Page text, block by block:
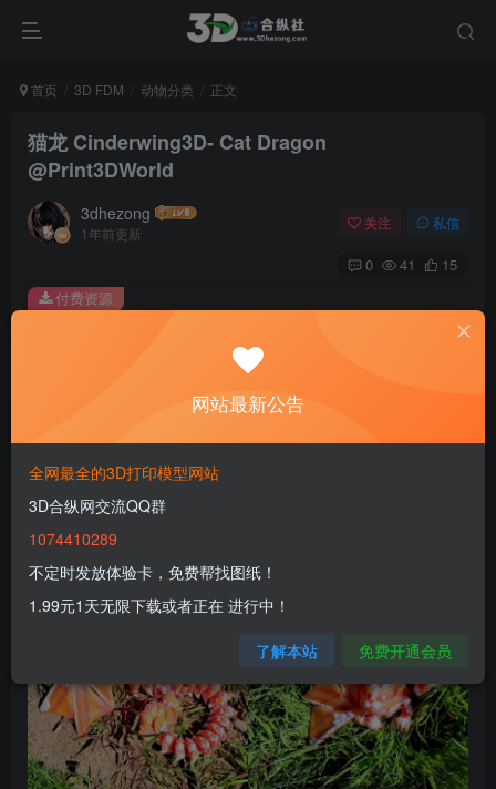
首页 3D FDM 动物分类 正文
猫龙 Cinderwing3D- Cat Dragon
@Print3DWorld
3dhezong
1年前更新
关注 私信
0 41 15
此内容为付费资源，请付费后查看
100积分
贵宾VIP会员免费 体验会员免费
付费资源
网站最新公告
全网最全的3D打印模型网站
3D合纵网交流QQ群
1074410289
不定时发放体验卡，免费帮找图纸！
1.99元1天无限下载或者正在 进行中！
了解本站 免费开通会员